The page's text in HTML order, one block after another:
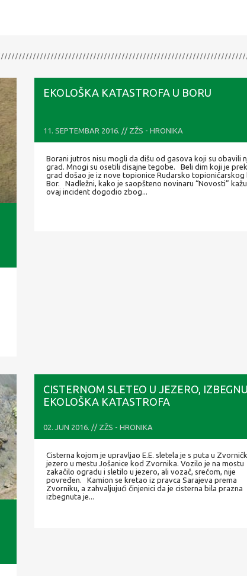
EKOLOŠKA KATASTROFA U BORU
11. SEPTEMBAR 2016. // ZŽS - HRONIKA
Borani jutros nisu mogli da dišu od gasova koji su obavili
grad. Mnogi su osetili disajne tegobe. Beli dim koji je
grad došao je iz nove topionice Rudarsko topioničarskog
Bor. Nadležni, kako je saopšteno novinaru “Novosti”
ovaj incident dogodio zbog...
CISTERNOM SLETEO U JEZERO,
EKOLOŠKA KATASTROFA
02. JUN 2016. // ZŽS - HRONIKA
Cisterna kojom je upravljao E.E. sletela je s puta u
jezero u mestu Jošanice kod Zvornika. Vozilo je na mostu
zakačilo ogradu i sletilo u jezero, ali vozač, srećom, nije
povređen. Kamion se kretao iz pravca Sarajeva prema
Zvorniku, a zahvaljujući činjenici da je cisterna bila prazna
izbegnuta je...